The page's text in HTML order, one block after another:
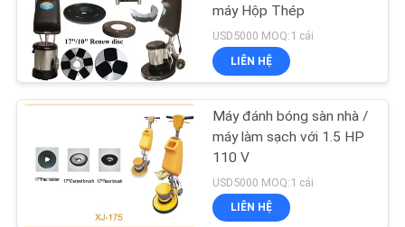
PRIVACY
POLICY
máy Hộp Thép
USD5000 MOQ:1 cái
LIÊN HỆ
Máy đánh bóng sàn nhà /
máy làm sạch với 1.5 HP
110 V
USD5000 MOQ:1 cái
LIÊN HỆ